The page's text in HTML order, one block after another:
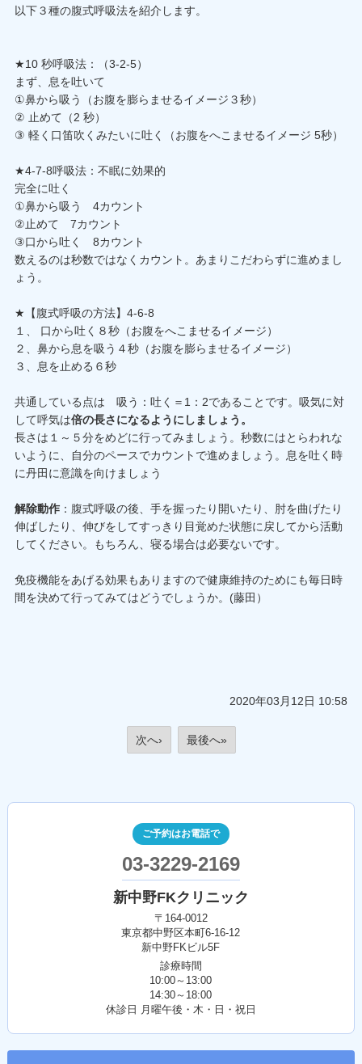
以下３種の腹式呼吸法を紹介します。
★10 秒呼吸法：（3-2-5）
まず、息を吐いて
①鼻から吸う（お腹を膨らませるイメージ３秒）
② 止めて（2 秒）
③ 軽く口笛吹くみたいに吐く（お腹をへこませるイメージ 5秒）
★4-7-8呼吸法：不眠に効果的
完全に吐く
①鼻から吸う 4カウント
②止めて 7カウント
③口から吐く 8カウント
数えるのは秒数ではなくカウント。あまりこだわらずに進めまし
ょう。
★【腹式呼吸の方法】4-6-8
１、 口から吐く８秒（お腹をへこませるイメージ）
２、鼻から息を吸う４秒（お腹を膨らませるイメージ）
３、息を止める６秒
共通している点は 吸う：吐く＝1：2であることです。吸気に対
して呼気は倍の長さになるようにしましょう。
長さは１～５分をめどに行ってみましょう。秒数にはとらわれな
いように、自分のペースでカウントで進めましょう。息を吐く時
に丹田に意識を向けましょう
解除動作：腹式呼吸の後、手を握ったり開いたり、肘を曲げたり
伸ばしたり、伸びをしてすっきり目覚めた状態に戻してから活動
してください。もちろん、寝る場合は必要ないです。
免疫機能をあげる効果もありますので健康維持のためにも毎日時
間を決めて行ってみてはどうでしょうか。(藤田）
2020年03月12日 10:58
次へ› 最後へ»
ご予約はお電話で
03-3229-2169
新中野FKクリニック
〒164-0012
東京都中野区本町6-16-12
新中野FKビル5F
診療時間
10:00～13:00
14:30～18:00
休診日 月曜午後・木・日・祝日